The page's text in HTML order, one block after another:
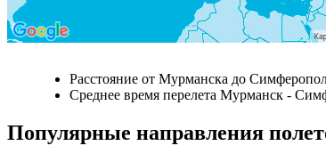
Расстояние от Мурманска до
Среднее время перелета Мурманск -
Популярные направления